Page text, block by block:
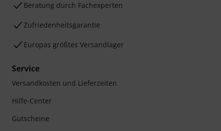
Beratung durch Fachexperten
Zufriedenheitsgarantie
Europas größtes Versandlager
Service
Versandkosten und Lieferzeiten
Hilfe-Center
Gutscheine